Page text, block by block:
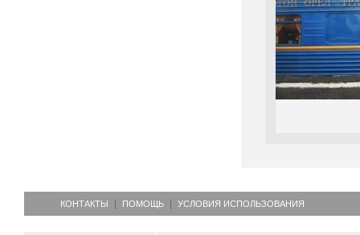
КОНТАКТЫ ПОМОЩЬ УСЛОВИЯ ИСПОЛЬЗОВАНИЯ